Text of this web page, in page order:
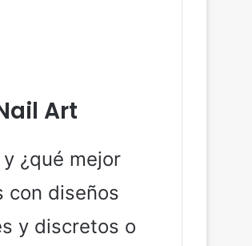
Art
¿qué mejor
con diseños
y discretos o